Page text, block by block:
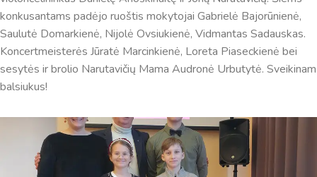
konkusantams padėjo ruoštis mokytojai Gabrielė Bajorūnienė,
Saulutė Domarkienė, Nijolė Ovsiukienė, Vidmantas Sadauskas.
Koncertmeisterės Jūratė Marcinkienė, Loreta Piaseckienė bei
sesytės ir brolio Narutavičių Mama Audronė Urbutytė. Sveikinam
balsiukus!
Virtualus asistentas E. Balsio gimnazijos DI